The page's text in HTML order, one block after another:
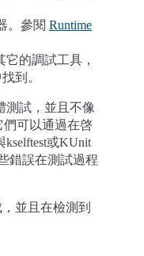
。參閱 Runtime
的調試工具，
到。
測試，並且不像
們可以通過在啓
或KUnit
錯誤在測試過程
並且在檢測到